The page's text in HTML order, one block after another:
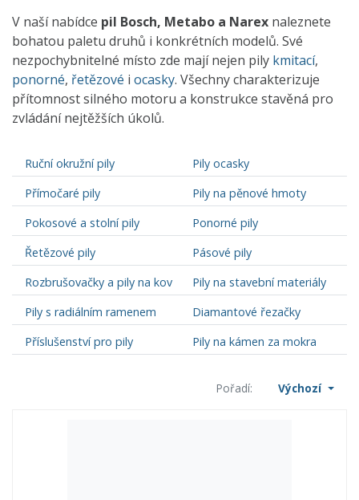
V naší nabídce pil Bosch, Metabo a Narex naleznete
bohatou paletu druhů i konkrétních modelů. Své
nezpochybnitelné místo zde mají nejen pily kmitací,
ponorné, řetězové i ocasky. Všechny charakterizuje
přítomnost silného motoru a konstrukce stavěná pro
zvládání nejtěžších úkolů.
Ruční okružní pily
Pily ocasky
Přímočaré pily
Pily na pěnové hmoty
Pokosové a stolní pily
Ponorné pily
Řetězové pily
Pásové pily
Rozbrušovačky a pily na kov
Pily na stavební materiály
Pily s radiálním ramenem
Diamantové řezačky
Příslušenství pro pily
Pily na kámen za mokra
Pořadí: Výchozí